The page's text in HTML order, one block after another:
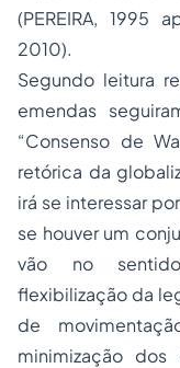
(PEREIRA, 1995
2010).
Segundo leitura
emendas
“Consenso de
retórica da
irá se interessar
se houver um
vão no
flexibilização da
de
minimização